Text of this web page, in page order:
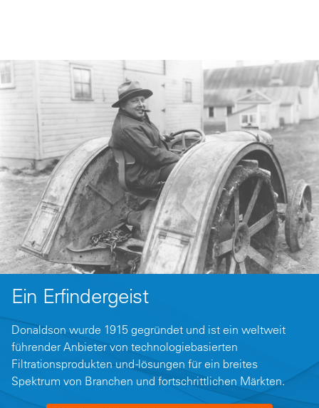
Ein Erfindergeist
Donaldson wurde 1915 gegründet und ist ein weltweit
führender Anbieter von technologiebasierten
Filtrationsprodukten und -lösungen für ein breites
Spektrum von Branchen und fortschrittlichen Märkten.